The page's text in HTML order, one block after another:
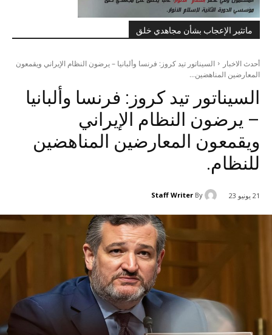
ماتثير الإعجاب بشأن مجاهدي خلق
أحدث الاخبار
السيناتور تيد كروز: فرنسا وألبانيا – يرضون النظام الإيراني ويقمعون
المعارضين المناهضين...
السيناتور تيد كروز: فرنسا وألبانيا
– يرضون النظام الإيراني
ويقمعون المعارضين المناهضين
للنظام.
21 يونيو 23 By
Staff Writer